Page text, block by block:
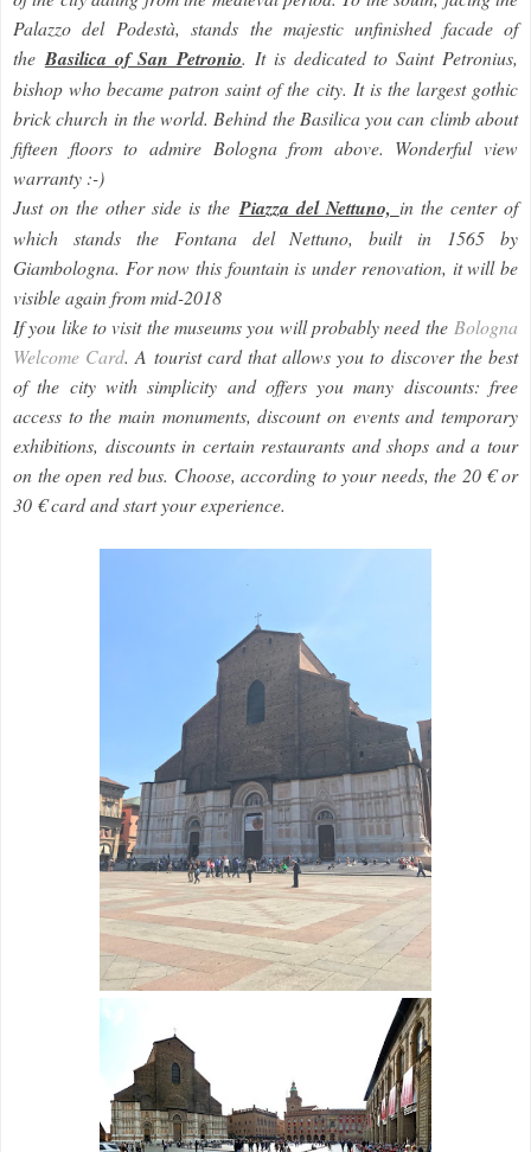
Palazzo del Podestà, stands the majestic unfinished facade of
the Basilica of San Petronio. It is dedicated to Saint Petronius,
bishop who became patron saint of the city. It is the largest gothic
brick church in the world. Behind the Basilica you can climb about
fifteen floors to admire Bologna from above. Wonderful view
warranty :-)
Just on the other side is the Piazza del Nettuno, in the center of
which stands the Fontana del Nettuno, built in 1565 by
Giambologna. For now this fountain is under renovation, it will be
visible again from mid-2018
If you like to visit the museums you will probably need the Bologna
Welcome Card. A tourist card that allows you to discover the best
of the city with simplicity and offers you many discounts: free
access to the main monuments, discount on events and temporary
exhibitions, discounts in certain restaurants and shops and a tour
on the open red bus. Choose, according to your needs, the 20 € or
30 € card and start your experience.